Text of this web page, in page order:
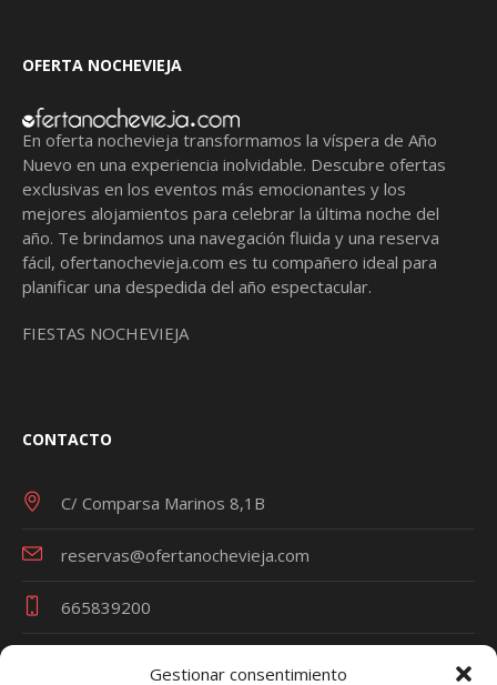
Gestionar consentimiento
OFERTA NOCHEVIEJA
En oferta nochevieja transformamos la víspera de Año
Nuevo en una experiencia inolvidable. Descubre ofertas
exclusivas en los eventos más emocionantes y los
mejores alojamientos para celebrar la última noche del
año. Te brindamos una navegación fluida y una reserva
fácil,ofertanochevieja.com es tu compañero ideal para
planificar una despedida del año espectacular.
FIESTAS NOCHEVIEJA
CONTACTO
C/ Comparsa Marinos 8,1B
reservas@ofertanochevieja.com
665839200